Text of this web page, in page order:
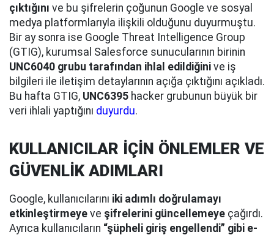
çıktığını ve bu şifrelerin çoğunun Google ve sosyal
medya platformlarıyla ilişkili olduğunu duyurmuştu.
Bir ay sonra ise Google Threat Intelligence Group
(GTIG), kurumsal Salesforce sunucularının birinin
UNC6040 grubu tarafından ihlal edildiğini ve iş
bilgileri ile iletişim detaylarının açığa çıktığını açıkladı.
Bu hafta GTIG, UNC6395 hacker grubunun büyük bir
veri ihlali yaptığını duyurdu.
KULLANICILAR İÇİN ÖNLEMLER VE
GÜVENLİK ADIMLARI
Google, kullanıcılarını iki adımlı doğrulamayı
etkinleştirmeye ve şifrelerini güncellemeye çağırdı.
Ayrıca kullanıcıların “şüpheli giriş engellendi” gibi e-